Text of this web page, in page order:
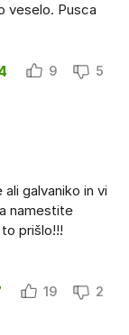
veselo. Pusca
9 5
galvaniko in vi
namestite
prišlo!!!
19 2